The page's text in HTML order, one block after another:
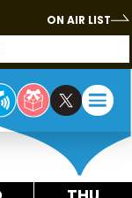
ON AIR LIST